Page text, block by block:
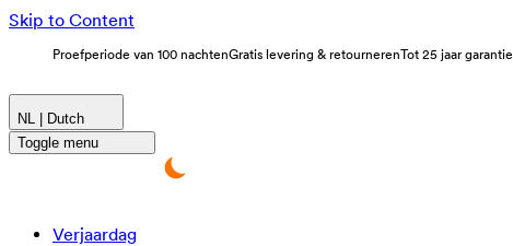
Skip to Content
Proefperiode van 100 nachtenGratis levering & retournerenTot 25 jaar garantie
NL | Dutch
Toggle menu
Verjaardag